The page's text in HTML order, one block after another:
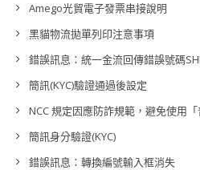
Amego光貿電子發票串接說明
黑貓物流拋單列印注意事項
錯誤訊息：統一金流回傳錯誤號碼
簡訊(KYC)驗證通過後設定
NCC 規定因應防詐規範，避免使用
簡訊身分驗證(KYC)
錯誤訊息：轉換編號輸入框消失